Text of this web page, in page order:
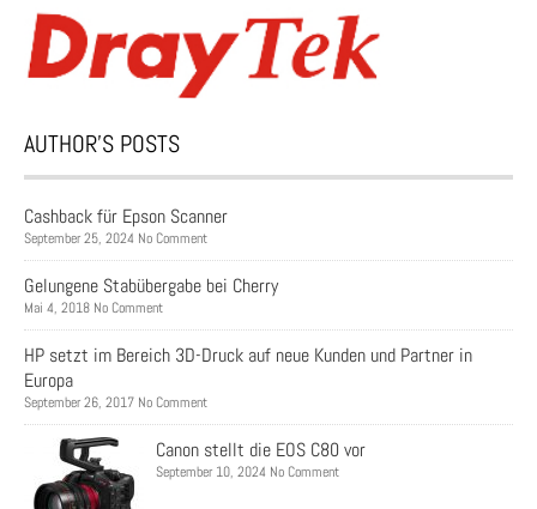
AUTHOR’S POSTS
Cashback für Epson Scanner
September 25, 2024 No Comment
Gelungene Stabübergabe bei Cherry
Mai 4, 2018 No Comment
HP setzt im Bereich 3D-Druck auf neue Kunden und Partner in
Europa
September 26, 2017 No Comment
Canon stellt die EOS C80 vor
September 10, 2024 No Comment